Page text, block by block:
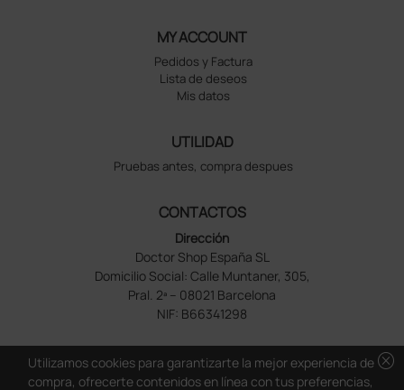
MY ACCOUNT
Pedidos y Factura
Lista de deseos
Mis datos
UTILIDAD
Pruebas antes, compra despues
CONTACTOS
Dirección
Doctor Shop España SL
Domicilio Social: Calle Muntaner, 305,
Pral. 2ª – 08021 Barcelona
NIF: B66341298
cancel
Utilizamos cookies para garantizarte la mejor experiencia de
compra, ofrecerte contenidos en línea con tus preferencias,